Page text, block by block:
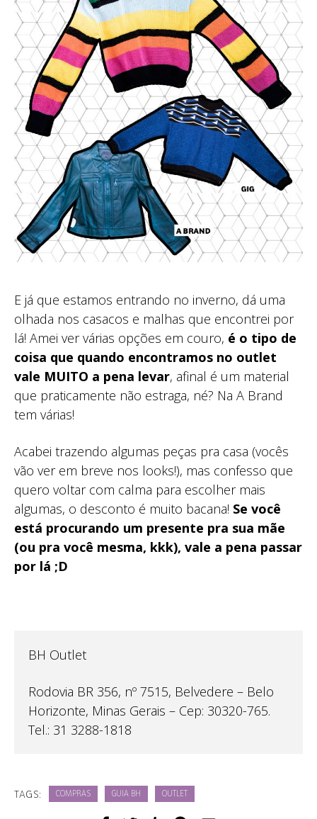
E já que estamos entrando no inverno, dá uma
olhada nos casacos e malhas que encontrei por
lá! Amei ver várias opções em couro, é o tipo de
coisa que quando encontramos no outlet
vale MUITO a pena levar, afinal é um material
que praticamente não estraga, né? Na A Brand
tem várias!
Acabei trazendo algumas peças pra casa (vocês
vão ver em breve nos looks!), mas confesso que
quero voltar com calma para escolher mais
algumas, o desconto é muito bacana! Se você
está procurando um presente pra sua mãe
(ou pra você mesma, kkk), vale a pena passar
por lá ;D
BH Outlet
Rodovia BR 356, nº 7515, Belvedere – Belo
Horizonte, Minas Gerais – Cep: 30320-765.
Tel.: 31 3288-1818
TAGS: COMPRAS GUIA BH OUTLET